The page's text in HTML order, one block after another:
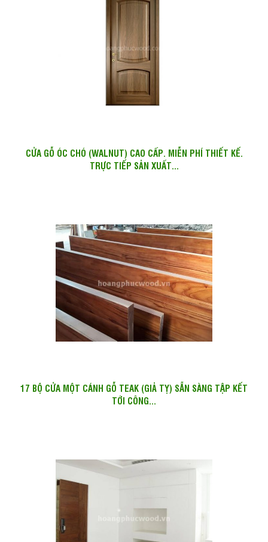
CỬA GỖ ÓC CHÓ (WALNUT) CAO CẤP. MIỄN PHÍ THIẾT KẾ.
TRỰC TIẾP SẢN XUẤT...
17 BỘ CỬA MỘT CÁNH GỖ TEAK (GIẢ TỴ) SẴN SÀNG TẬP KẾT
TỚI CÔNG...